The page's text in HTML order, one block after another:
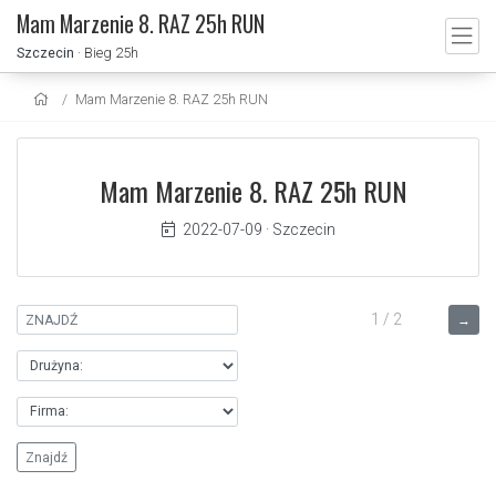
Mam Marzenie 8. RAZ 25h RUN
Szczecin · Bieg 25h
Mam Marzenie 8. RAZ 25h RUN
Mam Marzenie 8. RAZ 25h RUN
2022-07-09 · Szczecin
→
1 / 2